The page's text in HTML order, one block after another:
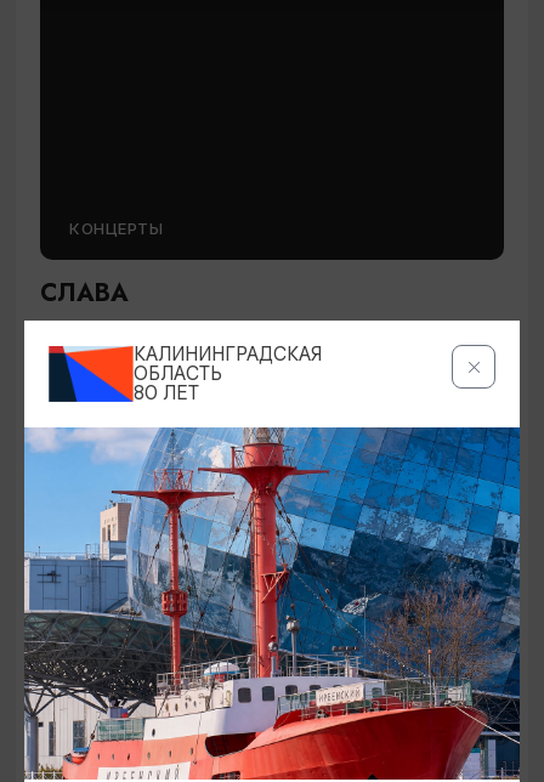
КОНЦЕРТЫ
СЛАВА
28.08.2026 19:00
Светлогорск, Театр эстрады «Янтарь-холл»
ОТ 200₽
СПЕКТАКЛИ
КАЛИНИНГРАДСКАЯ
ОБЛАСТЬ
80 ЛЕТ